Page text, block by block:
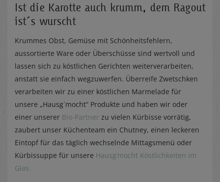
Ist die Karotte auch krumm, dem Ragout
ist´s wurscht
Krummes Obst, Gemüse mit Schönheitsfehlern,
aussortierte Ware oder Überschüsse sind wertvoll und
lassen sich zu köstlichen Gerichten weiterverarbeiten,
anstatt sie einfach wegzuwerfen. Überreife Zwetschken
verarbeiten wir zu einer köstlichen Marmelade für
unsere „Hausg´mocht“ Produkte und haben wir oder
einer unserer Bio-Partner zu vielen Kürbisse vorrätig,
zaubert unser Küchenteam ein Chutney, einen leckeren
Eintopf für das täglich wechselnde Mittagsmenü oder
Kürbissuppe für unsere Hausg’mocht Köstlichkeiten im
Glas.